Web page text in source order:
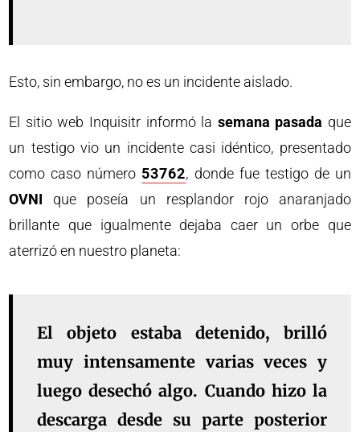
Esto, sin embargo, no es un incidente aislado.
El sitio web Inquisitr informó la semana pasada que
un testigo vio un incidente casi idéntico, presentado
como caso número 53762, donde fue testigo de un
OVNI que poseía un resplandor rojo anaranjado
brillante que igualmente dejaba caer un orbe que
aterrizó en nuestro planeta:
El objeto estaba detenido, brilló
muy intensamente varias veces y
luego desechó algo. Cuando hizo la
descarga desde su parte posterior